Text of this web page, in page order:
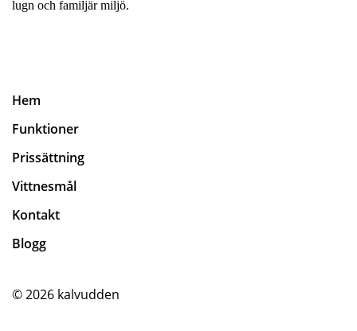
lugn och familjär miljö.
Hem
Funktioner
Prissättning
Vittnesmål
Kontakt
Blogg
© 2026 kalvudden